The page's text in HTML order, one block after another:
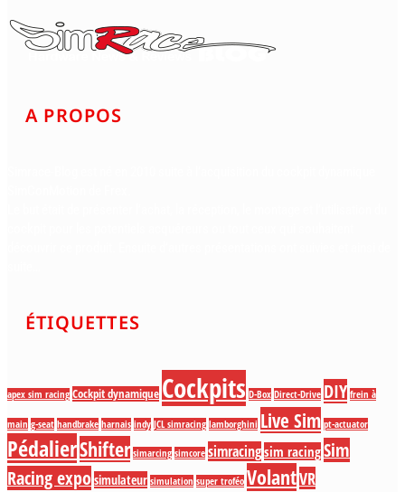
A PROPOS
ÉTIQUETTES
apex sim racing Cockpit dynamique Cockpits D-Box Direct-Drive DIY frein à
main g-seat handbrake harnais indy JCL simracing lamborghini Live Sim pt-actuator
PédalierShifter simarcing simcore simracingsim racingSim
Racing exposimulateur simulation super troféo VolantVR